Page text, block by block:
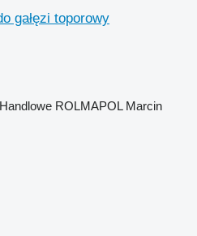
gałęzi toporowy
ROLMAPOL Marcin